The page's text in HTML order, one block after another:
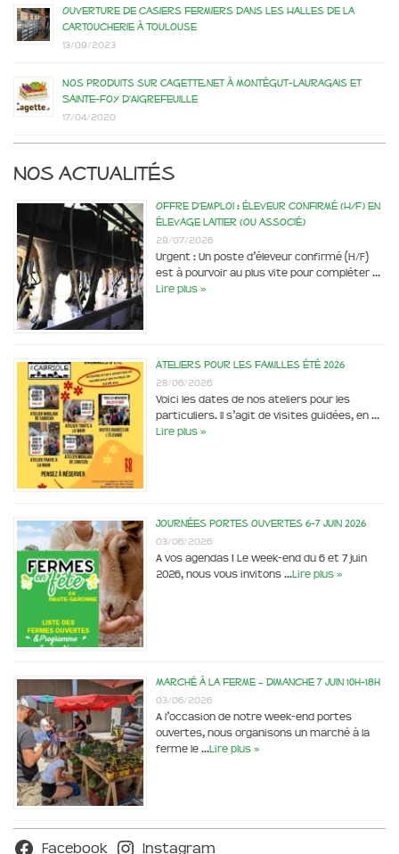
Ouverture de casiers fermiers dans les Halles de la
Cartoucherie à Toulouse
13/09/2023
Nos produits sur Cagette.net à Montégut-Lauragais et
Sainte-Foy d’Aigrefeuille
17/04/2020
Nos actualités
Offre d’emploi : éleveur confirmé (H/F) en
élevage laitier (ou associé)
29/07/2026
Urgent : Un poste d’éleveur confirmé (H/F)
est à pourvoir au plus vite pour compléter …
Lire plus »
Ateliers pour les familles été 2026
28/06/2026
Voici les dates de nos ateliers pour les
particuliers. Il s’agit de visites guidées, en …
Lire plus »
Journées portes ouvertes 6-7 juin 2026
03/06/2026
A vos agendas ! Le week-end du 6 et 7 juin
2026, nous vous invitons …Lire plus »
Marché à la ferme – dimanche 7 juin 10h-18h
03/06/2026
A l’occasion de notre week-end portes
ouvertes, nous organisons un marché à la
ferme le …Lire plus »
Facebook Instagram